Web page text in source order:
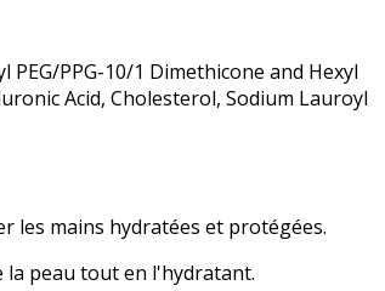
PPG-10/1 Dimethicone and Hexyl
Acid, Cholesterol, Sodium Lauroyl
les mains hydratées et protégées.
la peau tout en l'hydratant.